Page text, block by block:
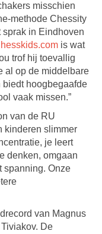
misschien
methode Chessity
sprak in Eindhoven
is wat
trof hij toevallig
al op de middelbare
biedt hoogbegaafde
vaak missen.”
van de RU
kinderen slimmer
je leert
denken, omgaan
spanning. Onze
van Magnus
De